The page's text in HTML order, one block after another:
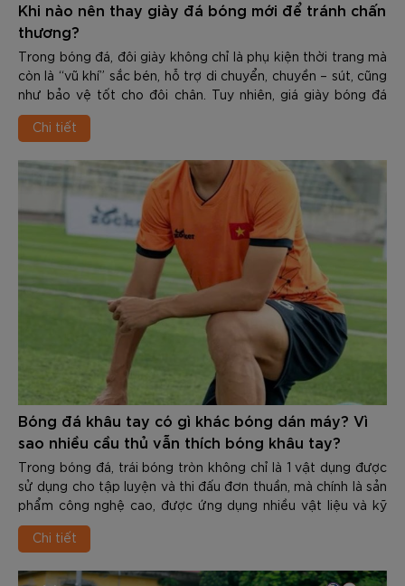
Khi nào nên thay giày đá bóng mới để tránh chấn
thương?
Trong bóng đá, đôi giày không chỉ là phụ kiện thời trang mà
còn là “vũ khí” sắc bén, hỗ trợ di chuyển, chuyền – sút, cũng
như bảo vệ tốt cho đôi chân. Tuy nhiên, giá giày bóng đá
chính hãng của các thương hiệu không hề rẻ, từ một tới vài
triệu. Do đó, nhiều người có thói quen dùng cho tới khi
thay. Đây là sai lầm nghiêm trọng, tiềm ẩn các chấn thương
nguy hiểm.
Việc nhận biết Khi nào nên thay giày đá bóng mới để tránh
chấn thương là kỹ năng quan trọng giúp bảo vệ đôi chân
cũng như duy trì phong độ đỉnh cao. Trong nội dung dưới
đây các bạn hãy cùng Zocker tìm hiểu chi tiết về chủ đề
này nhé.
Chi tiết
Bóng đá khâu tay có gì khác bóng dán máy? Vì
sao nhiều cầu thủ vẫn thích bóng khâu tay?
Trong bóng đá, trái bóng tròn không chỉ là 1 vật dụng được
sử dụng cho tập luyện và thi đấu đơn thuần, mà chính là sản
phẩm công nghệ cao, được ứng dụng nhiều vật liệu và kỹ
thuật tiên tiến. Trải qua hơn 1 thế kỉ kể từ khi “môn thể thao
vua” xuất hiện, công nghệ làm bóng đã có những bước tiến
được gắn cảm biến, chip để ghi lại nhiều thông số. Nhưng có
Chi tiết